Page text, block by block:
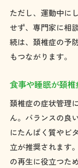
ただし、運動中に
せず、専門家に相
続は、頚椎症の予
もつながります。
食事や睡眠が頚
頚椎症の症状管理
ん。バランスの良
にたんぱく質やビ
立が推奨されます
の再生に役立つた